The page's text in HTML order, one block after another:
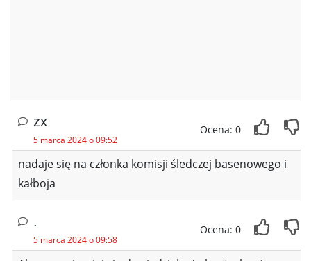
zx
5 marca 2024 o 09:52
Ocena: 0
nadaje się na członka komisji śledczej basenowego i
kałboja
.
5 marca 2024 o 09:58
Ocena: 0